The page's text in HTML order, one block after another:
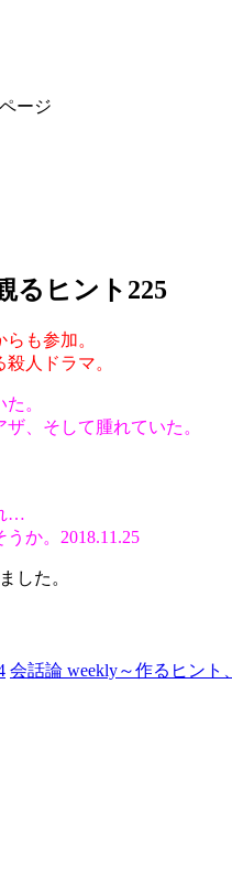
ージ
るヒント225
も参加。
人ドラマ。
。
そして腫れていた。
…
か。2018.11.25
した 。
会話論 weekly～作るヒント